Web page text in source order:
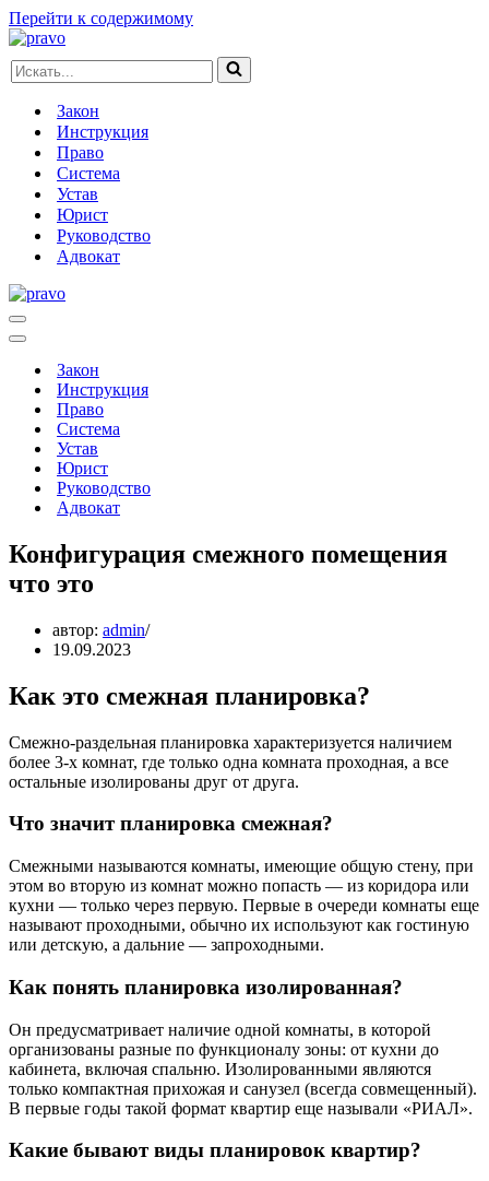
Перейти к содержимому
Искать...
Закон
Инструкция
Право
Система
Устав
Юрист
Руководство
Адвокат
Меню
навигации
Меню
навигацииЗакон
Инструкция
Право
Система
Устав
Юрист
Руководство
Адвокат
Конфигурация смежного помещения
что это
автор: admin
19.09.2023
Как это смежная планировка?
Смежно-раздельная планировка характеризуется наличием
более 3-х комнат, где только одна комната проходная, а все
остальные изолированы друг от друга.
Что значит планировка смежная?
Смежными называются комнаты, имеющие общую стену, при
этом во вторую из комнат можно попасть — из коридора или
кухни — только через первую. Первые в очереди комнаты еще
называют проходными, обычно их используют как гостиную
или детскую, а дальние — запроходными.
Как понять планировка изолированная?
Он предусматривает наличие одной комнаты, в которой
организованы разные по функционалу зоны: от кухни до
кабинета, включая спальню. Изолированными являются
только компактная прихожая и санузел (всегда совмещенный).
В первые годы такой формат квартир еще называли «РИАЛ».
Какие бывают виды планировок квартир?